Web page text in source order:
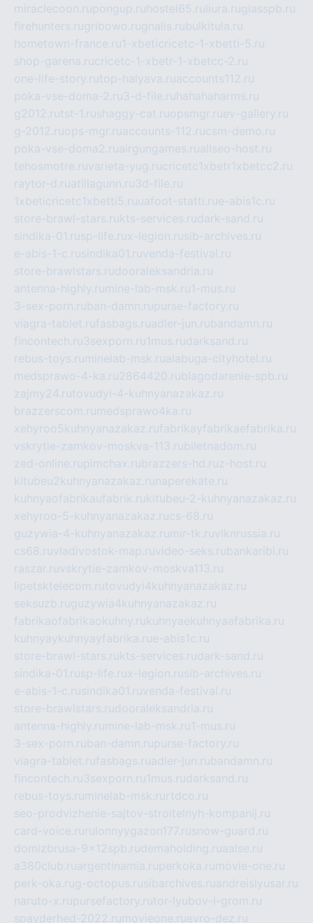
miraclecoon.rupongup.ru hostel65.ru liura.ruglasspb.ru
firehunters.rugribowo.rugnalis.rubulkitula.ru
hometown-france.ru1-xbeticricetc-1-xbetti-5.ru
shop-garena.rucricetc-1-xbetr-1-xbetcc-2.ru
one-life-story.rutop-halyava.ruaccounts112.ru
poka-vse-doma-2.ru3-d-file.ru hahahaharms.ru
g2012.rutst-1.rushaggy-cat.ruopsmgr.ruev-gallery.ru
g-2012.ruops-mgr.ruaccounts-112.rucsm-demo.ru
poka-vse-doma2.ruairgungames.ruallseo-host.ru
tehosmotre.ruvarieta-yug.rucricetc1xbetr1xbetcc2.ru
raytor-d.ruatillagunn.ru3d-file.ru
1xbeticricetc1xbetti5.ruuafoot-statti.rue-abis1c.ru
store-brawl-stars.rukts-services.rudark-sand.ru
sindika-01.rusp-life.rux-legion.rusib-archives.ru
e-abis-1-c.rusindika01.ruvenda-festival.ru
store-brawlstars.rudooraleksandria.ru
antenna-highly.ru mine-lab-msk.ru1-mus.ru
3-sex-porn.ruban-damn.rupurse-factory.ru
viagra-tablet.rufasbags.ruadler-jun.rubandamn.ru
fincontech.ru3sexporn.ru1mus.rudarksand.ru
rebus-toys.ru minelab-msk.rualabuga-cityhotel.ru
medsprawo-4-ka.ru2864420.rublagodarenie-spb.ru
zajmy24.rutovudyi-4-kuhnyanazakaz.ru
brazzerscom.ru medsprawo4ka.ru
xehyroo5kuhnyanazakaz.rufabrikayfabrikaefabrika.ru
vskrytie-zamkov-moskva-113.rubiletnadom.ru
zed-online.rupimchax.rubrazzers-hd.ruz-host.ru
kitubeu2kuhnyanazakaz.ru naperekate.ru
kuhnyaofabrikaufabrik.rukitubeu-2-kuhnyanazakaz.ru
xehyroo-5-kuhnyanazakaz.rucs-68.ru
guzywia-4-kuhnyanazakaz.ru mir-tk.ruvlknrussia.ru
cs68.ruvladivostok-map.ruvideo-seks.rubankaribi.ru
raszar.ruvskrytie-zamkov-moskva113.ru
lipetsktelecom.rutovudyi4kuhnyanazakaz.ru
seksuzb.ruguzywia4kuhnyanazakaz.ru
fabrikaofabrikaokuhny.rukuhnyaekuhnyaafabrika.ru
kuhnyaykuhnyayfabrika.rue-abis1c.ru
store-brawl-stars.rukts-services.rudark-sand.ru
sindika-01.rusp-life.rux-legion.rusib-archives.ru
e-abis-1-c.rusindika01.ruvenda-festival.ru
store-brawlstars.rudooraleksandria.ru
antenna-highly.ru mine-lab-msk.ru1-mus.ru
3-sex-porn.ruban-damn.rupurse-factory.ru
viagra-tablet.rufasbags.ruadler-jun.rubandamn.ru
fincontech.ru3sexporn.ru1mus.rudarksand.ru
rebus-toys.ru minelab-msk.ru rtdco.ru
seo-prodvizhenie-sajtov-stroitelnyh-kompanij.ru
card-voice.ru rulonnyygazon177.rusnow-guard.ru
domizbrusa-9x12spb.rudemaholding.ruaalse.ru
a380club.ruargentinamia.ruperkoka.ru movie-one.ru
perk-oka.rug-octopus.rusibarchives.ruandreislyusar.ru
naruto-x.rupursefactory.rutor-lyubov-i-grom.ru
spayderhed-2022.ru movieone.ruevro-dez.ru